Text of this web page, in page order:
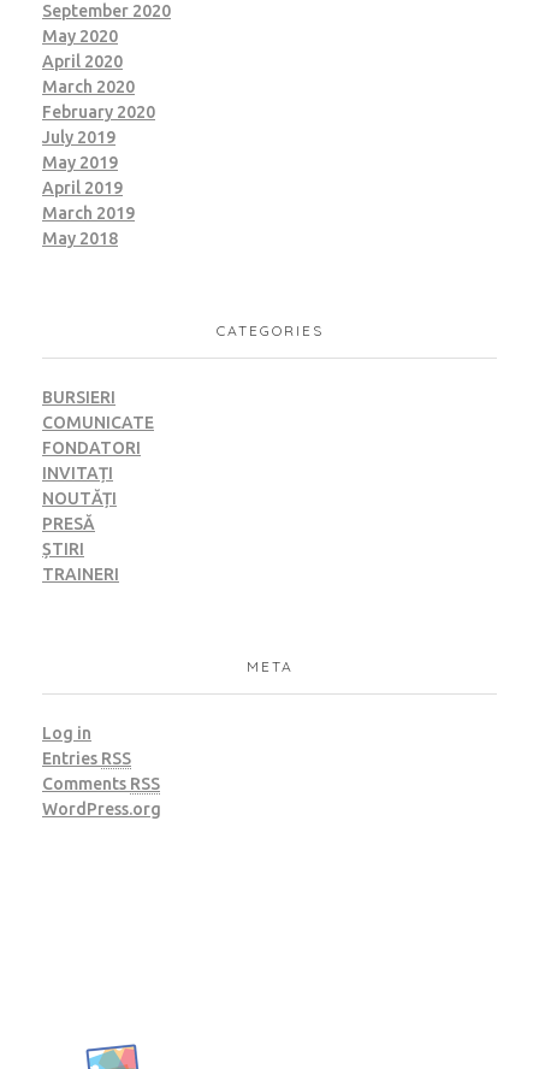
September 2020
May 2020
April 2020
March 2020
February 2020
July 2019
May 2019
April 2019
March 2019
May 2018
CATEGORIES
BURSIERI
COMUNICATE
FONDATORI
INVITAȚI
NOUTĂȚI
PRESĂ
ȘTIRI
TRAINERI
META
Log in
Entries RSS
Comments RSS
WordPress.org